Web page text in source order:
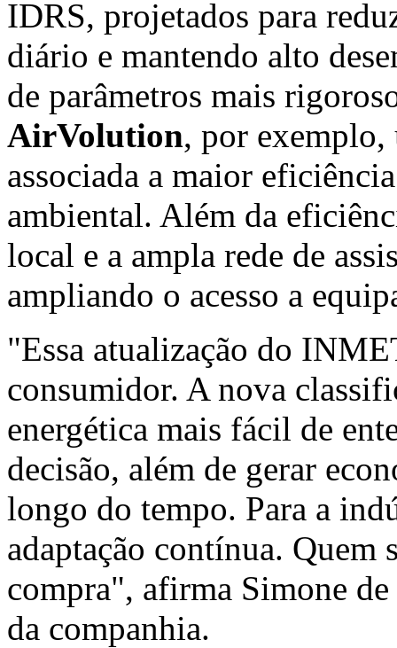
IDRS, projetados para
diário e mantendo alto
de parâmetros mais
AirVolution, por
associada a maior
ambiental. Além da
local e a ampla rede de
ampliando o acesso a
"Essa atualização do
consumidor. A nova
energética mais fácil de
decisão, além de gerar
longo do tempo. Para a
adaptação contínua. Quem
compra", afirma Simone
da companhia.